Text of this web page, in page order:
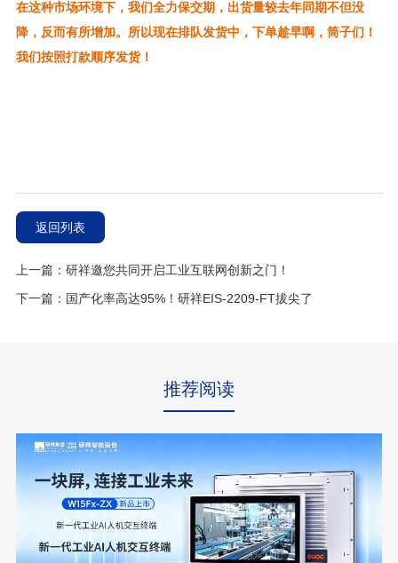
在这种市场环境下，我们全力保交期，出货量较去年同期不但没
降，反而有所增加。 所以现在排队发货中，下单趁早啊，筒子们！
我们按照打款顺序发货！
返回列表
上一篇：研祥邀您共同开启工业互联网创新之门！
下一篇：国产化率高达95%！研祥EIS-2209-FT拔尖了
推荐阅读